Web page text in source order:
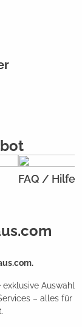
FAQ /
Auswahl
– alles für